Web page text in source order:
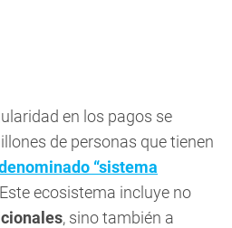
en los pagos se
de personas que tienen
“sistema
ecosistema incluye no
, sino también a